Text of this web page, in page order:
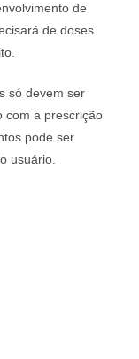
de
de doses
só devem ser
com a prescrição
pode ser
usuário.